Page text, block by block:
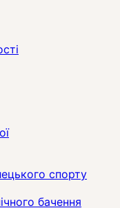
спорту
бачення